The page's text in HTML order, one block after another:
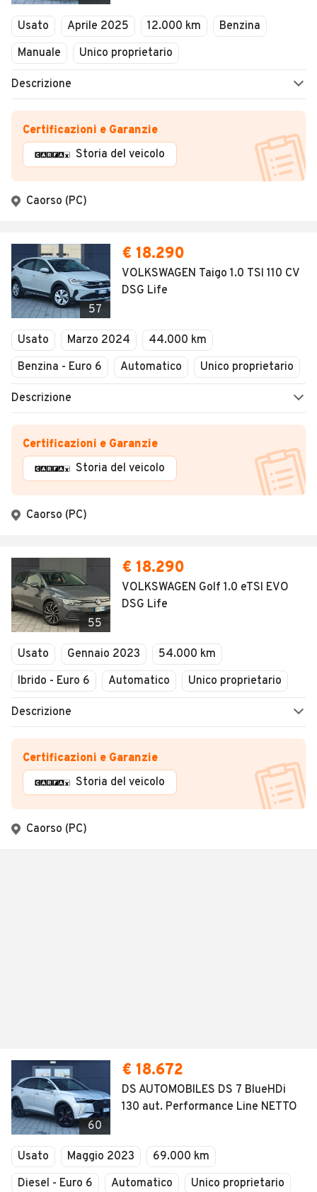
Usato Aprile 2025 12.000 km
Benzina
Manuale
Unico proprietario
Descrizione
Certificazioni e Garanzie
Storia del veicolo
Caorso (PC)
57
€ 18.290
VOLKSWAGEN Taigo 1.0 TSI 110 CV
DSG Life
Usato Marzo 2024
44.000 km
Benzina - Euro 6
Automatico Unico proprietario
Descrizione
Certificazioni e Garanzie
Storia del veicolo
Caorso (PC)
55
€ 18.290
VOLKSWAGEN Golf 1.0 eTSI EVO
DSG Life
Usato Gennaio 2023
54.000 km
Ibrido - Euro 6
Automatico Unico proprietario
Descrizione
Certificazioni e Garanzie
Storia del veicolo
Caorso (PC)
60
€ 18.672
DS AUTOMOBILES DS 7 BlueHDi
130 aut. Performance Line NETTO
Usato Maggio 2023
69.000 km
Diesel - Euro 6
Automatico Unico proprietario